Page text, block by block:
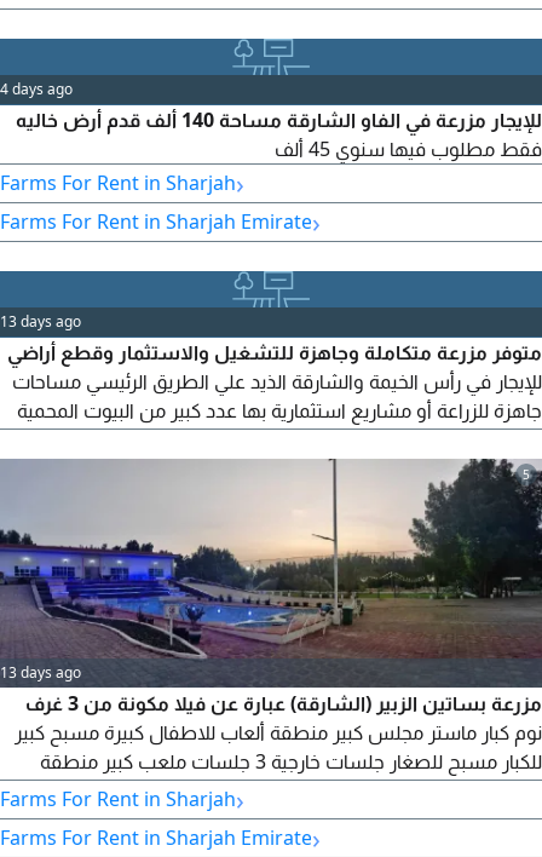
4 days ago
للإيجار مزرعة في الفاو الشارقة مساحة 140 ألف قدم أرض خاليه
فقط مطلوب فيها سنوي 45 ألف
Farms For Rent in Sharjah›
Farms For Rent in Sharjah Emirate›
13 days ago
متوفر مزرعة متكاملة وجاهزة للتشغيل والاستثمار وقطع أراضي
للإيجار في رأس الخيمة والشارقة الذيد علي الطريق الرئيسي مساحات
جاهزة للزراعة أو مشاريع استثمارية بها عدد كبير من البيوت المحمية
والمياه متوفرة وطاقة شمسية ومحطة تحلية مياه وسكنات عمال
مناسبة لانتاج الخضروات والفواكه والمشاتل وغيرها للتواصل وحجز
موعد المعاينة يرجى الاتصال أو التواصل عن طريق الواتساب. للعلم
يوجد عمال وزراعة حاليا
5
13 days ago
مزرعة بساتين الزبير (الشارقة) عبارة عن فيلا مكونة من 3 غرف
نوم كبار ماستر مجلس كبير منطقة ألعاب للاطفال كبيرة مسبح كبير
للكبار مسبح للصغار جلسات خارجية 3 جلسات ملعب كبير منطقة
ألعاب الدراجات منطقة شوي أيام العيد أسعار خاصة العدد لا يتجاوز
15
Farms For Rent in Sharjah›
Farms For Rent in Sharjah Emirate›